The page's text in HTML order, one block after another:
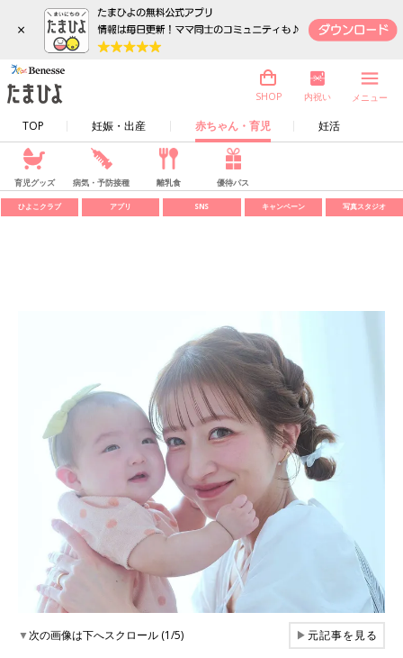
×
TOP 妊娠・出産 赤ちゃん・育児 妊活
SHOP 内祝い メニュー
育児グッズ 病気・予防接種 離乳食 優待パス
ひよこクラブ アプリ SNS キャンペーン 写真スタジオ
▼次の画像は下へスクロール (1/5) ▶元記事を見る